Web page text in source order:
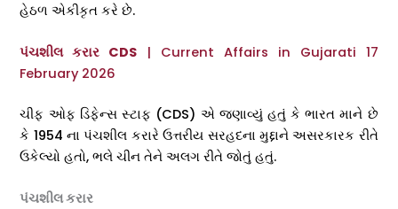
હેઠળ એકીકૃત કરે છે.
પંચશીલ કરાર CDS | Current Affairs in Gujarati 17
February 2026
ચીફ ઓફ ડિફેન્સ સ્ટાફ (CDS) એ જણાવ્યું હતું કે ભારત માને છે
કે 1954 ના પંચશીલ કરારે ઉત્તરીય સરહદના મુદ્દાને અસરકારક રીતે
ઉકેલ્યો હતો, ભલે ચીન તેને અલગ રીતે જોતું હતું.
પંચશીલ કરાર